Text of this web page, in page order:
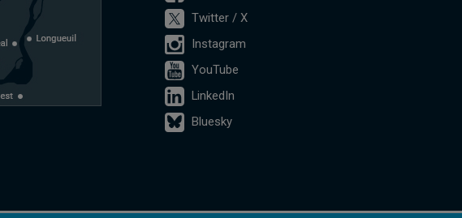
Twitter / X
Instagram
YouTube
LinkedIn
Bluesky